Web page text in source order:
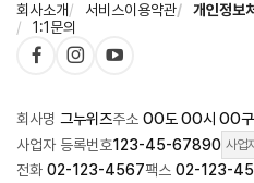
회사소개 서비스이용약관 개인정보
1:1문의
회사명 그누위즈주소 OO도 OO시 OO
사업자 등록번호123-45-67890 사업
전화 02-123-4567팩스 02-123-